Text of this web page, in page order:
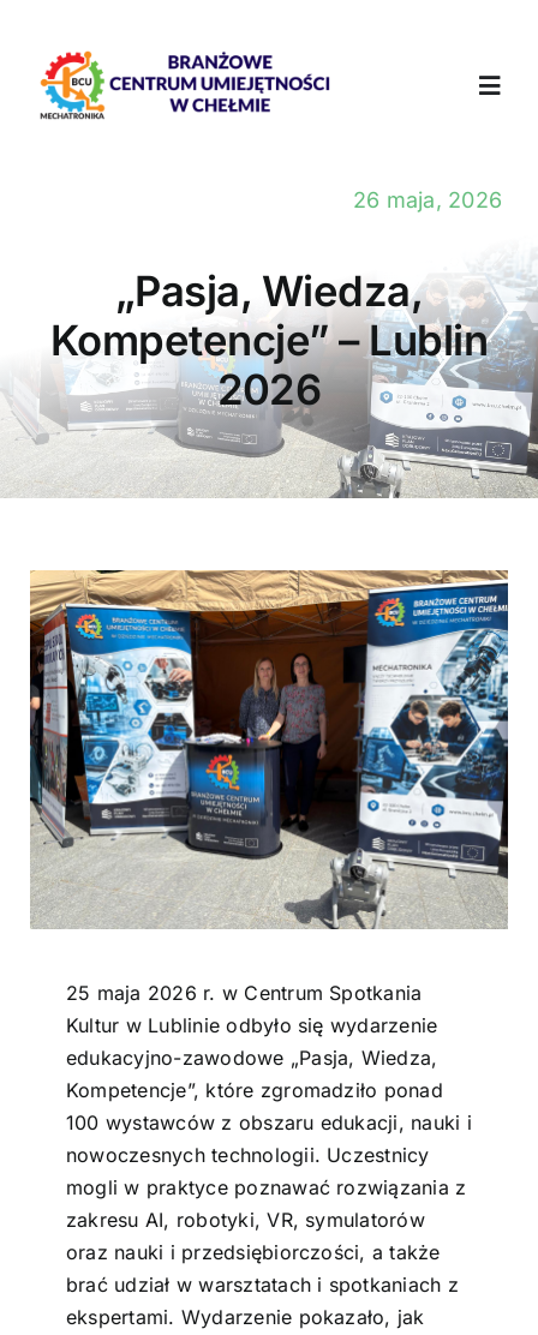
content
Szkolenia
Rekrutacja
Doradca zawodowy
Kontakt
26 maja, 2026
„Pasja, Wiedza,
Kompetencje” – Lublin
2026
25 maja 2026 r. w Centrum Spotkania
Kultur w Lublinie odbyło się wydarzenie
edukacyjno-zawodowe „Pasja, Wiedza,
Kompetencje”, które zgromadziło ponad
100 wystawców z obszaru edukacji, nauki i
nowoczesnych technologii. Uczestnicy
mogli w praktyce poznawać rozwiązania z
zakresu AI, robotyki, VR, symulatorów
oraz nauki i przedsiębiorczości, a także
brać udział w warsztatach i spotkaniach z
ekspertami. Wydarzenie pokazało, jak